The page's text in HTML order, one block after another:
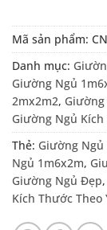
Mã sản phẩm:
Danh mục:
Giường Ngủ
2mx2m2,
Giường Ngủ Kích
Thẻ: Giường Ngủ
Ngủ 1m6x2m,
Giường Ngủ Đẹp,
Kích Thước Theo